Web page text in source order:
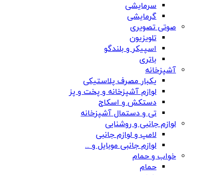
سرمایشی
گرمایشی
صوتی تصویری
تلویزیون
اسپیکر و بلندگو
باتری
آشپزخانه
یکبار مصرف پلاستیکی
لوازم آشپزخانه و پخت و پز
دستکش و اسکاج
تی و دستمال آشپزخانه
لوازم جانبی و روشنایی
لامپ و لوازم جانبی
لوازم جانبی موبایل و ...
خواب و حمام
حمام